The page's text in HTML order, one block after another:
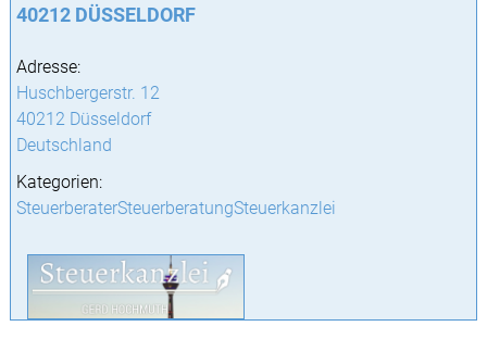
40212 DÜSSELDORF
Adresse:
Huschbergerstr. 12
40212 Düsseldorf
Deutschland
Kategorien:
SteuerberaterSteuerberatungSteuerkanzlei